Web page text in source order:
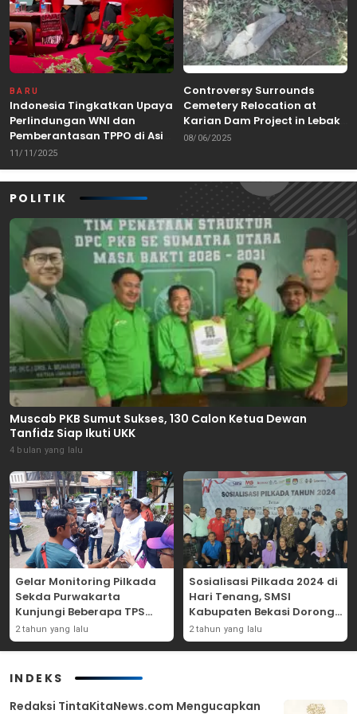
BARU
Indonesia Tingkatkan Upaya
Perlindungan WNI dan
Pemberantasan TPPO di Asia
Tenggara
11/11/2025
Controversy Surrounds
Cemetery Relocation at
Karian Dam Project in Lebak,
Banten
08/06/2025
POLITIK
Muscab PKB Sumut Sukses, 130 Calon Ketua Dewan
Tanfidz Siap Ikuti UKK
4 bulan yang lalu
Gelar Monitoring Pilkada
Sekda Purwakarta
Kunjungi Beberapa TPS
Yang Ada Di Purwakarta
2 tahun yang lalu
Sosialisasi Pilkada 2024 di
Hari Tenang, SMSI
Kabupaten Bekasi Dorong
Angka Partisipasi
Masyarakat
2 tahun yang lalu
INDEKS
Redaksi TintaKitaNews.com Mengucapkan